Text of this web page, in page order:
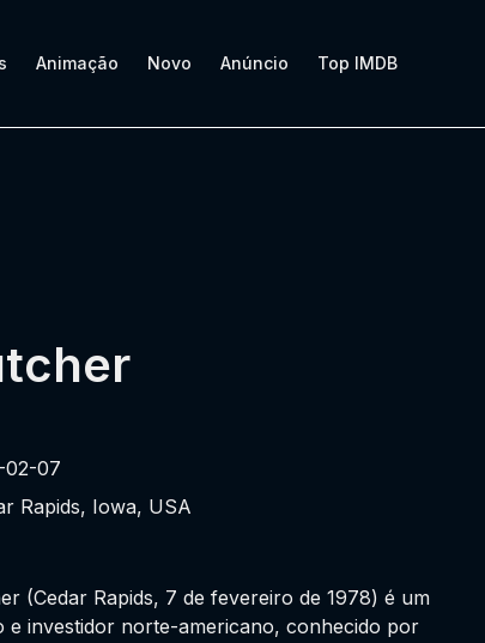
Animação Novo Anúncio Top IMDB
02-07
Rapids, Iowa, USA
(Cedar Rapids, 7 de fevereiro de 1978) é um
e investidor norte-americano, conhecido por